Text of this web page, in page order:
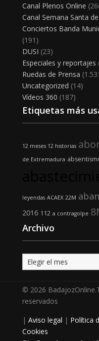
Canal Plenos Online
Canal Semana Santa
Conciertos Banda
(191)
DUSI (23)
Especiales y reportajes
Ruedas de Prensa
Uncategorized (14)
Vídeos 360 (187)
Etiquetas más
12 meses 12 historias
de Extremadura
leyendas ACAEX 22M
2016 112 a contragolpe
Archivo
Archivo
© 2026
reservados
| Aviso legal | Política
Cookies